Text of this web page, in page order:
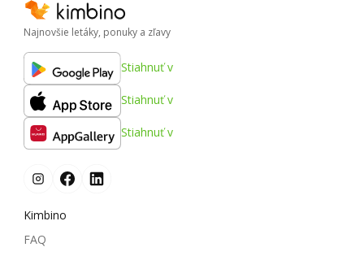
Najnovšie letáky, ponuky a zľavy
Stiahnuť v
Stiahnuť v
Stiahnuť v
Kimbino
FAQ